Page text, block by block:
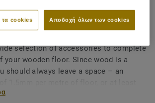
skirting
- OAK BLONDE
selection of accessories to complete
your wooden floor. Since wood is a
should always leave a space – an
the floor and walls, thresholds, pipes,
Αποδοχή όλων των cookies
τα cookies